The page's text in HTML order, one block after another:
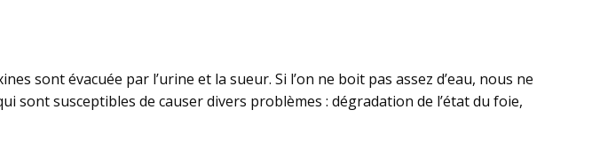
sont évacuée par l’urine et la sueur. Si l’on ne boit pas assez d’eau, nous ne
sont susceptibles de causer divers problèmes : dégradation de l’état du foie,